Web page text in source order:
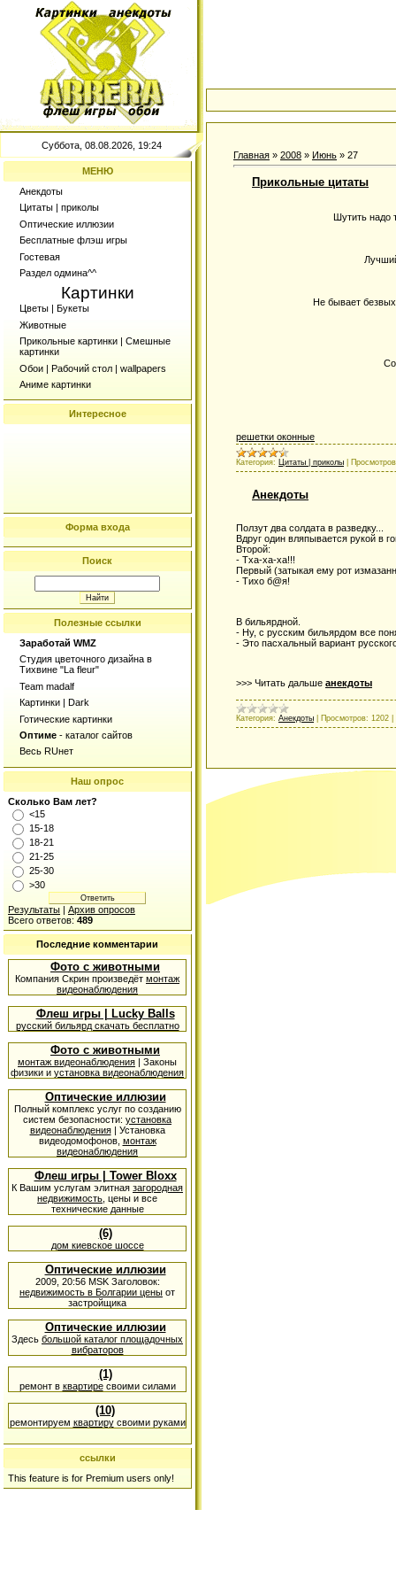
Суббота, 08.08.2026, 19:24
МЕНЮ
Анекдоты
Цитаты | приколы
Оптические иллюзии
Бесплатные флэш игры
Гостевая
Раздел одмина^^
Картинки
Цветы | Букеты
Животные
Прикольные картинки | Смешные
картинки
Обои | Рабочий стол | wallpapers
Аниме картинки
Интересное
Форма входа
Поиск
Полезные ссылки
Заработай WMZ
Студия цветочного дизайна в
Тихвине "La fleur"
Team madalf
Картинки | Dark
Готические картинки
Оптиме - каталог сайтов
Весь RUнет
Наш опрос
Сколько Вам лет?
<15
15-18
18-21
21-25
25-30
>30
Результаты | Архив опросов
Всего ответов: 489
Последние комментарии
Фото с животными
Компания Скрин произведёт монтаж
видеонаблюдения
Флеш игры | Lucky Balls
русский бильярд скачать бесплатно
Фото с животными
монтаж видеонаблюдения | Законы
физики и установка видеонаблюдения
Оптические иллюзии
Полный комплекс услуг по созданию
систем безопасности: установка
видеонаблюдения| Установка
видеодомофонов, монтаж
видеонаблюдения
Флеш игры | Tower Bloxx
К Вашим услугам элитная загородная
недвижимость , цены и все
технические данные
(6)
дом киевское шоссе
Оптические иллюзии
2009, 20:56 MSK Заголовок:
недвижимость в Болгарии цены от
застройщика
Оптические иллюзии
Здесь большой каталог площадочных
вибраторов
(1)
ремонт в квартиресвоими силами
(10)
ремонтируем квартирусвоими руками
ссылки
This feature is for Premium users only!
Главная » 2008 » Июнь » 27
Прикольные цитаты
Шутить надо
Не бывает
решетки оконные
Категория: Цитаты | приколы
Анекдоты
Ползут два солдата в разведку...
Вдруг один вляпывается рукой в
Второй:
- Тха-ха-ха!!!
Первый (затыкая ему рот
- Тихо б@я!
В бильярдной.
- Ну, с русским бильярдом все
- Это пасхальный вариант
>>> Читать дальше анекдоты
Категория: Анекдоты Просмотров: 1202